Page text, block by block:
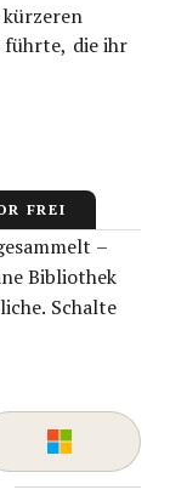
die ihr
FREI
–
Bibliothek
Schalte